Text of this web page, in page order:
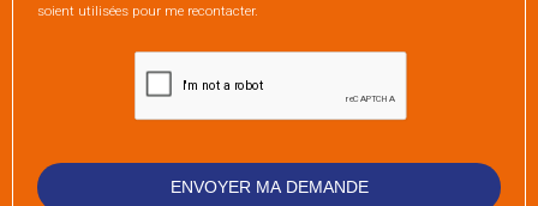
soient utilisées pour me recontacter.